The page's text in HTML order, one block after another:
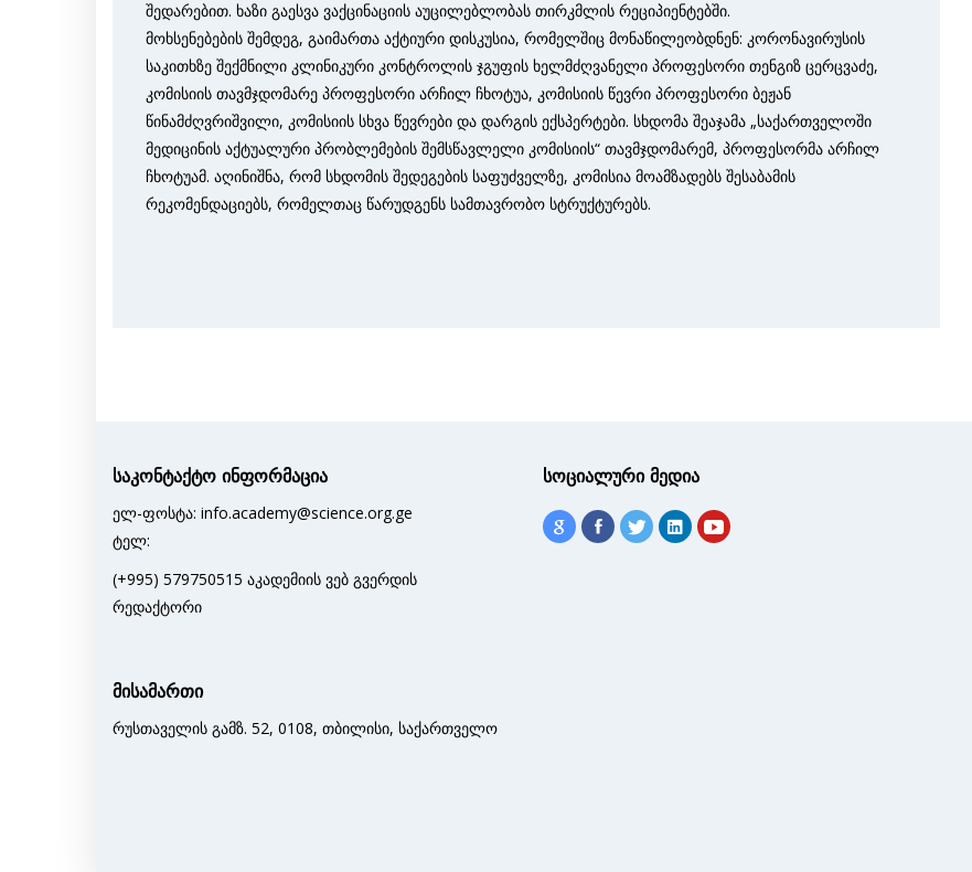
შედარებით. ხაზი გაესვა ვაქცინაციის აუცილებლობას თირკმლის რეციპიენტებში.
მოხსენებების შემდეგ, გაიმართა აქტიური დისკუსია, რომელშიც მონაწილეობდნენ: კორონავირუსის
საკითხზე შექმნილი კლინიკური კონტროლის ჯგუფის ხელმძღვანელი პროფესორი თენგიზ ცერცვაძე,
კომისიის თავმჯდომარე პროფესორი არჩილ ჩხოტუა, კომისიის წევრი პროფესორი ბეჟან
წინამძღვრიშვილი, კომისიის სხვა წევრები და დარგის ექსპერტები. სხდომა შეაჯამა „საქართველოში
მედიცინის აქტუალური პრობლემების შემსწავლელი კომისიის“ თავმჯდომარემ, პროფესორმა არჩილ
ჩხოტუამ. აღინიშნა, რომ სხდომის შედეგების საფუძველზე, კომისია მოამზადებს შესაბამის
რეკომენდაციებს, რომელთაც წარუდგენს სამთავრობო სტრუქტურებს.
საკონტაქტო ინფორმაცია
ელ-ფოსტა: info.academy@science.org.ge
ტელ:
(+995) 579750515 აკადემიის ვებ გვერდის
რედაქტორი
მისამართი
რუსთაველის გამზ. 52, 0108, თბილისი, საქართველო
სოციალური მედია